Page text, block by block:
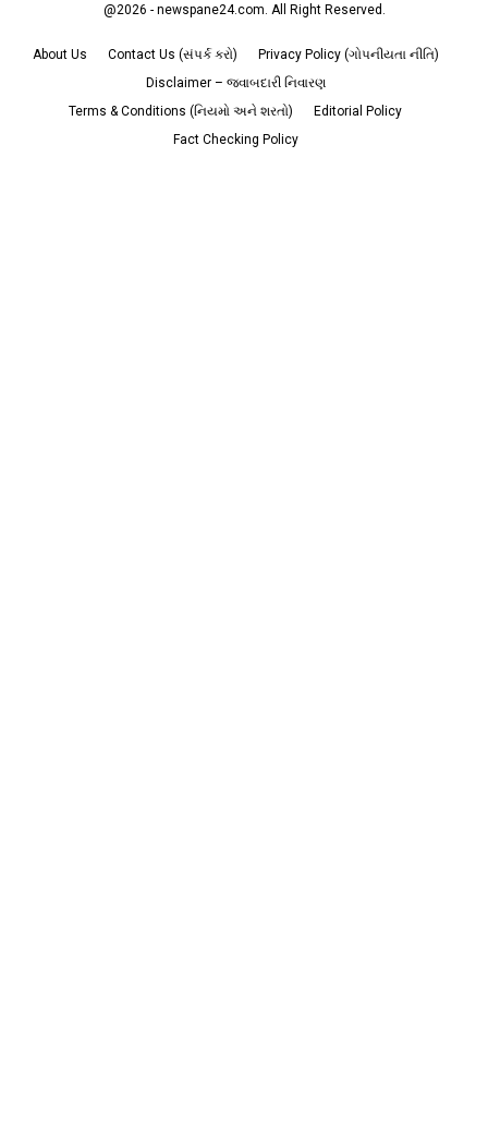
@2026 - newspane24.com. All Right Reserved.
About Us Contact Us (સંપર્ક કરો)
Privacy Policy (ગોપનીયતા નીતિ)
Disclaimer – જવાબદારી નિવારણ
Terms & Conditions (નિયમો અને શરતો)
Editorial Policy
Fact Checking Policy